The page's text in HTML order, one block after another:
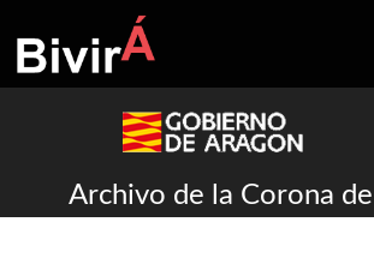
to
content
Archivo de la Corona